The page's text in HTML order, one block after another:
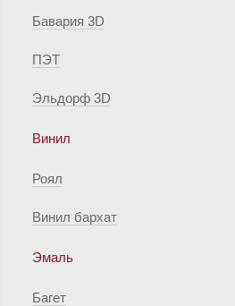
Бавария 3D
ПЭТ
Эльдорф 3D
Винил
Роял
Винил бархат
Эмаль
Багет